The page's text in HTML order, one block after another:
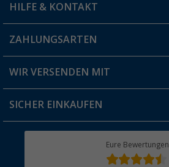
Vorteilskarte
Blog
Jobs & Karriere
HILFE & KONTAKT
FAQ & Kontakt
Versandinformationen
Rücksendung
ZAHLUNGSARTEN
WIR VERSENDEN MIT
SICHER EINKAUFEN
Eure Bewertungen